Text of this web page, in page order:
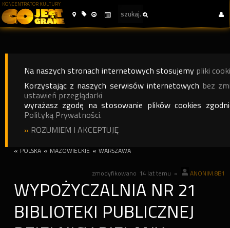
KONCENTRATOR KULTURY
Na naszych stronach internetowych stosujemy pliki
Korzystając z naszych serwisów internetowych bez
ustawień przeglądarki
wyrażasz zgodę na stosowanie plików cookies
Polityką Prywatności.
» ROZUMIEM I AKCEPTUJĘ
« POLSKA « MAZOWIECKIE « WARSZAWA
zmodyfikowano 14 lat temu » ANONIM.8B1
WYPOŻYCZALNIA NR 21
BIBLIOTEKI PUBLICZNEJ